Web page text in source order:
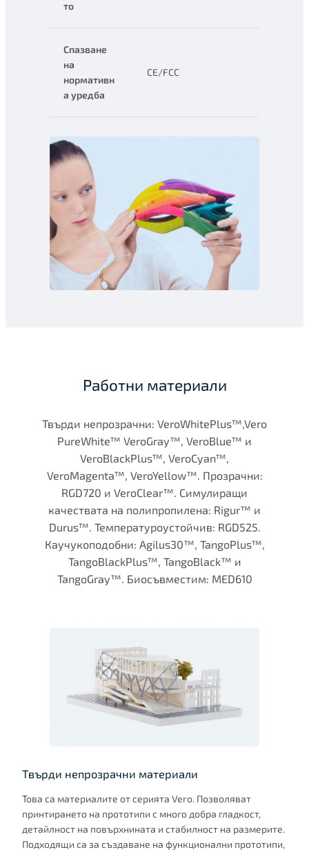
то
Спазване
на
нормативн
а уредба
CE/FCC
Работни материали
Твърди непрозрачни: VeroWhitePlus™,Vero
PureWhite™ VeroGray™, VeroBlue™ и
VeroBlackPlus™, VeroCyan™,
VeroMagenta™, VeroYellow™. Прозрачни:
RGD720 и VeroClear™. Симулиращи
качествата на полипропилена: Rigur™ и
Durus™. Температуроустойчив: RGD525.
Каучукоподобни: Agilus30™, TangoPlus™,
TangoBlackPlus™, TangoBlack™ и
TangoGray™. Биосъвместим: MED610
Твърди непрозрачни материали
Това са материалите от серията Vero. Позволяват
принтирането на прототипи с много добра гладкост,
детайлност на повърхнината и стабилност на размерите.
Подходящи са за създаване на функционални прототипи,